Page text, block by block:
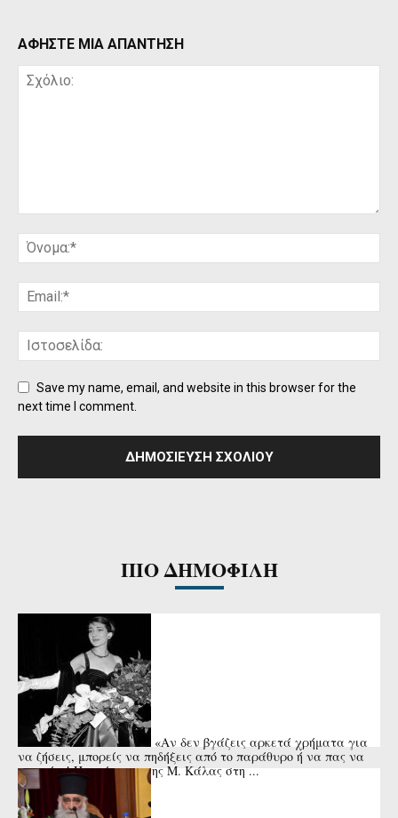
ΑΦΗΣΤΕ ΜΙΑ ΑΠΑΝΤΗΣΗ
Save my name, email, and website in this browser for the
next time I comment.
ΠΙΟ ΔΗΜΟΦΙΛΗ
«Αν δεν βγάζεις αρκετά χρήματα για
να ζήσεις, μπορείς να πηδήξεις από το παράθυρο ή να πας να
πνιγείς»! Η απάντηση της Μ. Κάλας στη ...